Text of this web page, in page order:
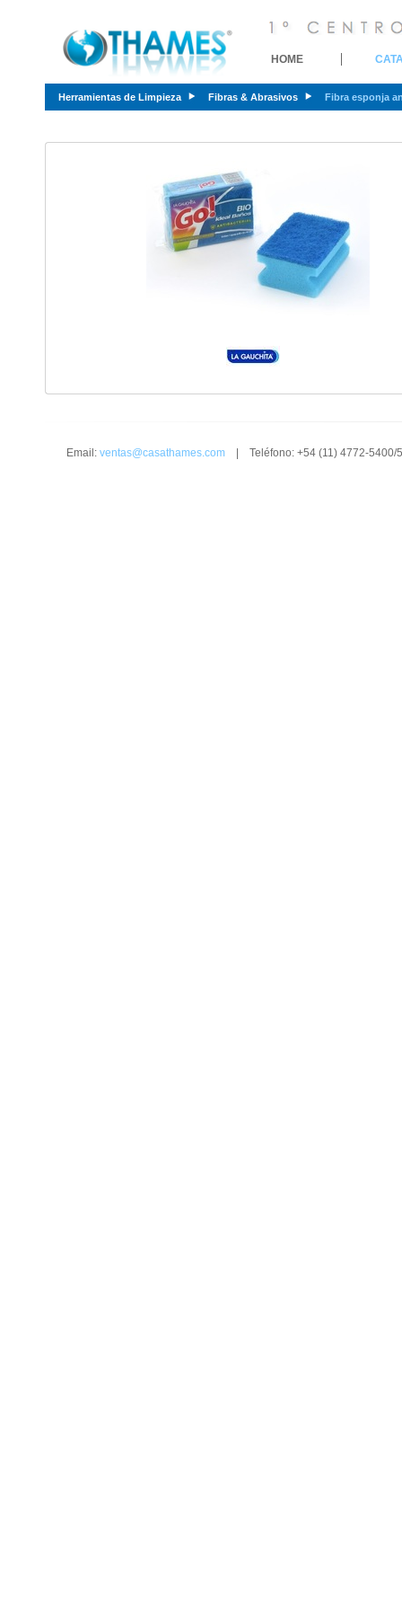
HOME
Herramientas de Limpieza Fibras & Abrasivos Fibra esponja
Email: ventas@casathames.com| Teléfono: +54 (11) 4772-